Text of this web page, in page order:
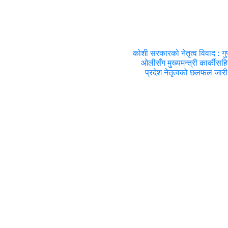
कोशी सरकारको नेतृत्व विवाद :
ओलीसँग मुख्यमन्त्री
प्रदेश नेतृत्वको छलफल जारी